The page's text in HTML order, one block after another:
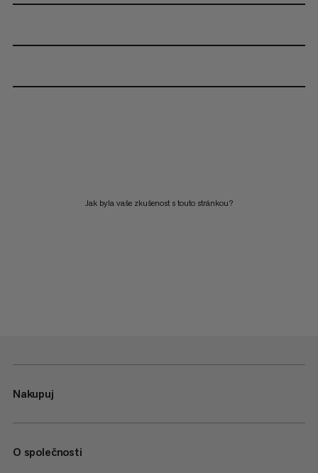
Jak byla vaše zkušenost s touto stránkou?
Nakupuj
O společnosti